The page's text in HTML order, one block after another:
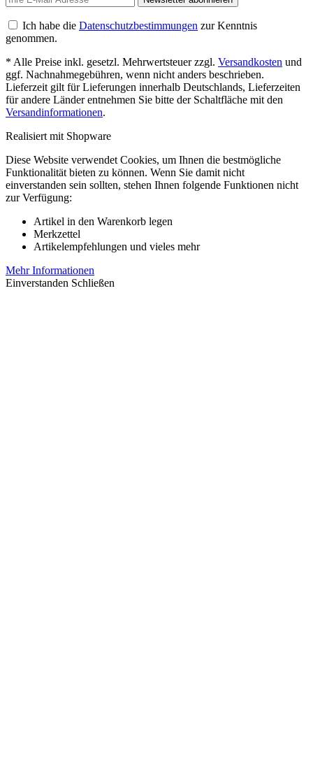
Ich habe die Datenschutzbestimmungen zur Kenntnis
genommen.
* Alle Preise inkl. gesetzl. Mehrwertsteuer zzgl. Versandkosten und
ggf. Nachnahmegebühren, wenn nicht anders beschrieben.
Lieferzeit gilt für Lieferungen innerhalb Deutschlands, Lieferzeiten
für andere Länder entnehmen Sie bitte der Schaltfläche mit den
Versandinformationen.
Realisiert mit Shopware
Diese Website verwendet Cookies, um Ihnen die bestmögliche
Funktionalität bieten zu können. Wenn Sie damit nicht
einverstanden sein sollten, stehen Ihnen folgende Funktionen nicht
zur Verfügung:
Artikel in den Warenkorb legen
Merkzettel
Artikelempfehlungen und vieles mehr
Mehr Informationen
Einverstanden Schließen